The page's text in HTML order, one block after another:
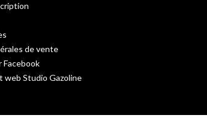
de vente
Facebook
web Studio Gazoline